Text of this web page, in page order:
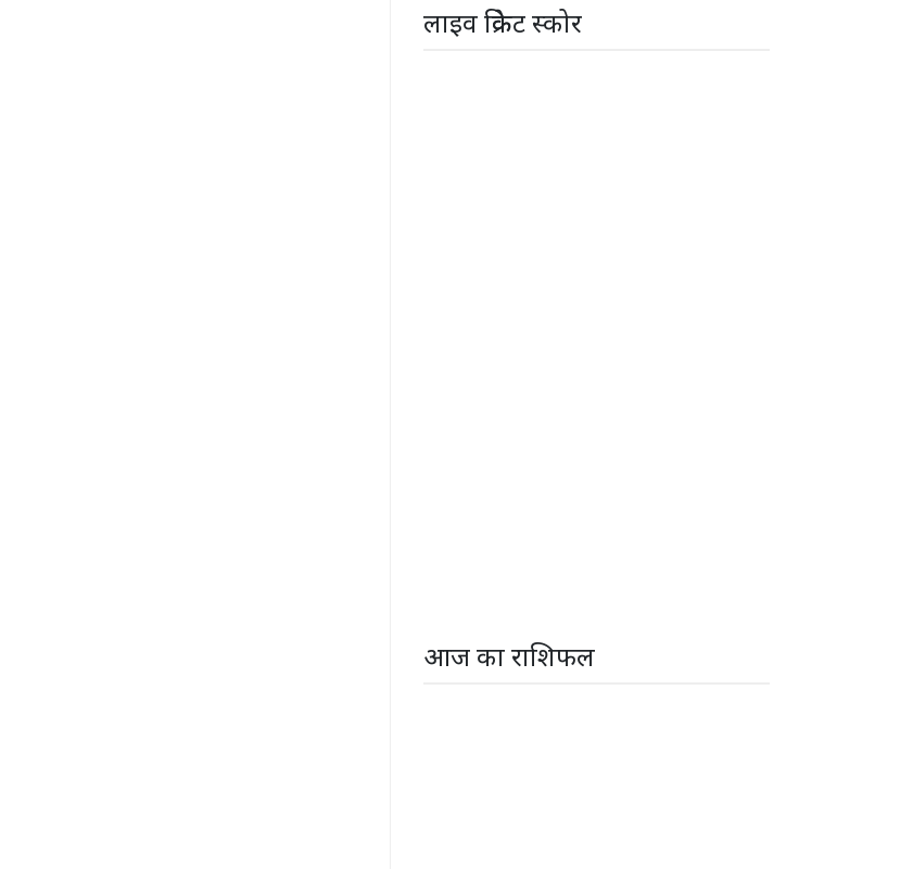
लाइव क्रिकेट स्कोर
आज का राशिफल